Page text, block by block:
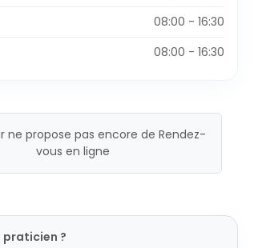
08:00 - 16:30
08:00 - 16:30
ne propose pas encore de Rendez-
vous en ligne
praticien ?